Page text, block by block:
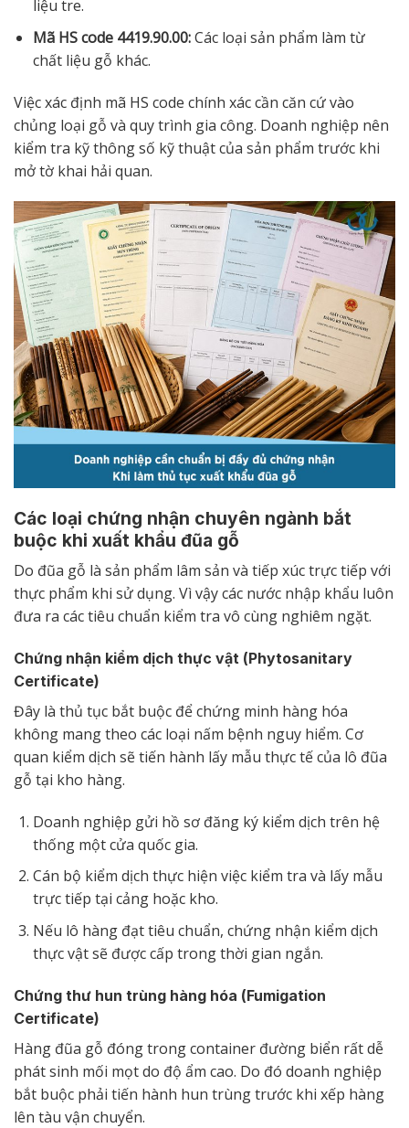
liệu tre.
Mã HS code 4419.90.00:Các loại sản phẩm làm từ
chất liệu gỗ khác.
Việc xác định mã HS code chính xác cần căn cứ vào
chủng loại gỗ và quy trình gia công. Doanh nghiệp nên
kiểm tra kỹ thông số kỹ thuật của sản phẩm trước khi
mở tờ khai hải quan.
Các loại chứng nhận chuyên ngành bắt
buộc khi xuất khẩu đũa gỗ
Do đũa gỗ là sản phẩm lâm sản và tiếp xúc trực tiếp với
thực phẩm khi sử dụng. Vì vậy các nước nhập khẩu luôn
đưa ra các tiêu chuẩn kiểm tra vô cùng nghiêm ngặt.
Chứng nhận kiểm dịch thực vật (Phytosanitary
Certificate)
Đây là thủ tục bắt buộc để chứng minh hàng hóa
không mang theo các loại nấm bệnh nguy hiểm. Cơ
quan kiểm dịch sẽ tiến hành lấy mẫu thực tế của lô đũa
gỗ tại kho hàng.
Doanh nghiệp gửi hồ sơ đăng ký kiểm dịch trên hệ
thống một cửa quốc gia.
Cán bộ kiểm dịch thực hiện việc kiểm tra và lấy mẫu
trực tiếp tại cảng hoặc kho.
Nếu lô hàng đạt tiêu chuẩn, chứng nhận kiểm dịch
thực vật sẽ được cấp trong thời gian ngắn.
Chứng thư hun trùng hàng hóa (Fumigation
Certificate)
Hàng đũa gỗ đóng trong container đường biển rất dễ
phát sinh mối mọt do độ ẩm cao. Do đó doanh nghiệp
bắt buộc phải tiến hành hun trùng trước khi xếp hàng
lên tàu vận chuyển.